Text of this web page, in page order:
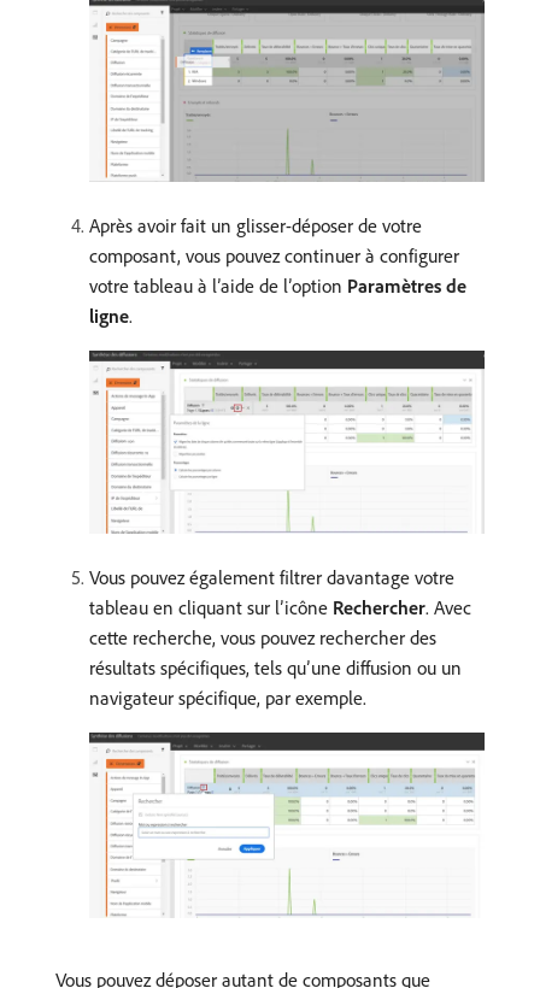
Après avoir fait un glisser-déposer de votre
composant, vous pouvez continuer à configurer
votre tableau à l’aide de l’option Paramètres de
ligne.
Vous pouvez également filtrer davantage votre
tableau en cliquant sur l’icône Rechercher. Avec
cette recherche, vous pouvez rechercher des
résultats spécifiques, tels qu’une diffusion ou un
navigateur spécifique, par exemple.
Vous pouvez déposer autant de composants que